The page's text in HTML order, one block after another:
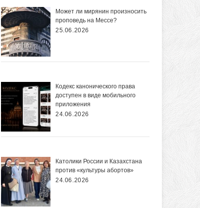
Может ли мирянин произносить
проповедь на Мессе?
25.06.2026
Кодекс канонического права
доступен в виде мобильного
приложения
24.06.2026
Католики России и Казахстана
против «культуры абортов»
24.06.2026